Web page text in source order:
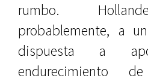
rumbo.
probablemente, a
dispuesta a
endurecimiento